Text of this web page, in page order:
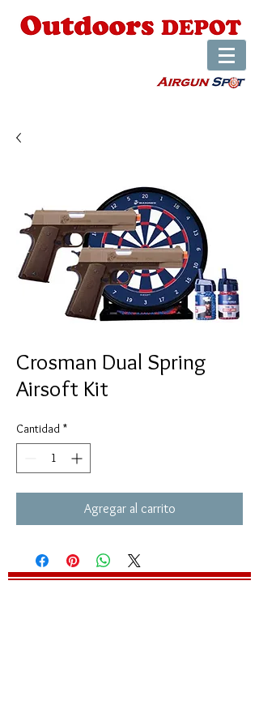
Crosman Dual Spring
Airsoft Kit
Cantidad *
Agregar al carrito